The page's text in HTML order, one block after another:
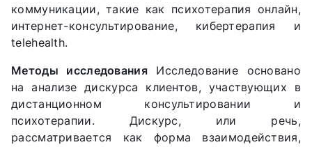
коммуникации, такие как психотерапия онлайн,
интернет-консультирование, кибертерапия и
telehealth.
Методы исследованияИсследование основано
на анализе дискурса клиентов, участвующих в
дистанционном консультировании и
психотерапии. Дискурс, или речь,
рассматривается как форма взаимодействия,